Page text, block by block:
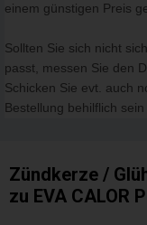
einem günstigen Preis
Sollten Sie sich nicht
passt, messen Sie den
Schicken Sie evt. auch
Bestellung behilflich sein
Zündkerze /
zu EVA CALOR